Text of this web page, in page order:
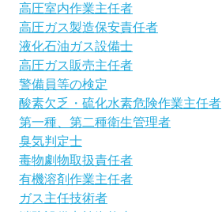
高圧室内作業主任者
高圧ガス製造保安責任者
液化石油ガス設備士
高圧ガス販売主任者
警備員等の検定
酸素欠乏・硫化水素危険作業主任者
第一種、第二種衛生管理者
臭気判定士
毒物劇物取扱責任者
有機溶剤作業主任者
ガス主任技術者